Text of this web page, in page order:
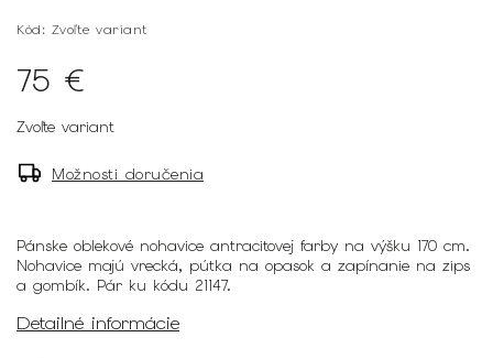
Kód: Zvoľte variant
75 €
Zvoľte variant
Možnosti doručenia
Pánske oblekové nohavice antracitovej farby na výšku 170 cm.
Nohavice majú vrecká, pútka na opasok a zapínanie na zips
a gombík. Pár ku kódu 21147.
Detailné informácie